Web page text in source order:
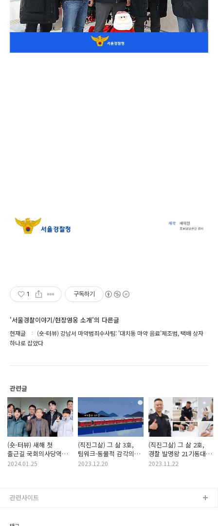
1 구독하기
'서울경찰이야기/현장영웅 소개'의 다른글
현재글
(숏-터뷰) 강남서 마약범죄수사팀: '대치동 마약 음료'제조범, 택배 상자
하나로 잡았다
관련글
(숏-터뷰) 새해 첫
출근길 국회의사당역에
스프레이 낙서 ··· 신속
2024.01.25
(직진그삶) 그 삶 3호,
팀워크·동물적 감각의
강창호 경위
2023.12.20
(직진그삶) 그 삶 2호,
경찰 발명왕 21기동대
편명범 경위
2023.11.22
관련사이트